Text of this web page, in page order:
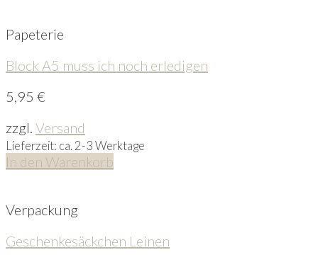
Papeterie
Block A5 muss ich noch erledigen
5,95 €
zzgl. Versand
Lieferzeit: ca. 2-3 Werktage
In den Warenkorb
Verpackung
Geschenkesäckchen Leinen